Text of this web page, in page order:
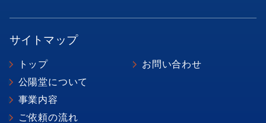
サイトマップ
トップ
公陽堂について
事業内容
ご依頼の流れ
お問い合わせ